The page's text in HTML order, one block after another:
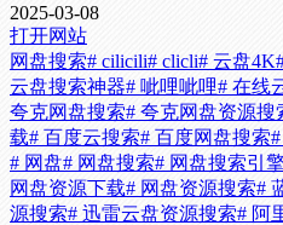
2025-03-08
打开网站
网盘搜索# cilicili# clicli# 云盘4K
云盘搜索神器# 呲哩呲哩# 在线
夸克网盘搜索# 夸克网盘资源搜
载# 百度云搜索# 百度网盘搜索
# 网盘# 网盘搜索# 网盘搜索引
网盘资源下载# 网盘资源搜索#
源搜索# 迅雷云盘资源搜索# 阿